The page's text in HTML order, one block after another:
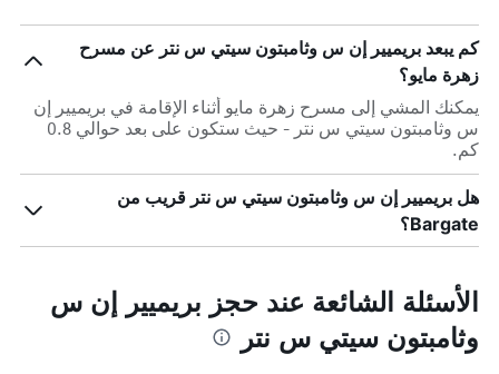
كم يبعد بريميير إن س وثامبتون سيتي س نتر عن مسرح
زهرة مايو؟
يمكنك المشي إلى مسرح زهرة مايو أثناء الإقامة في بريميير إن
س وثامبتون سيتي س نتر - حيث ستكون على بعد حوالي 0.8
كم.
هل بريميير إن س وثامبتون سيتي س نتر قريب من
Bargate؟
الأسئلة الشائعة عند حجز بريميير إن س
وثامبتون سيتي س نتر